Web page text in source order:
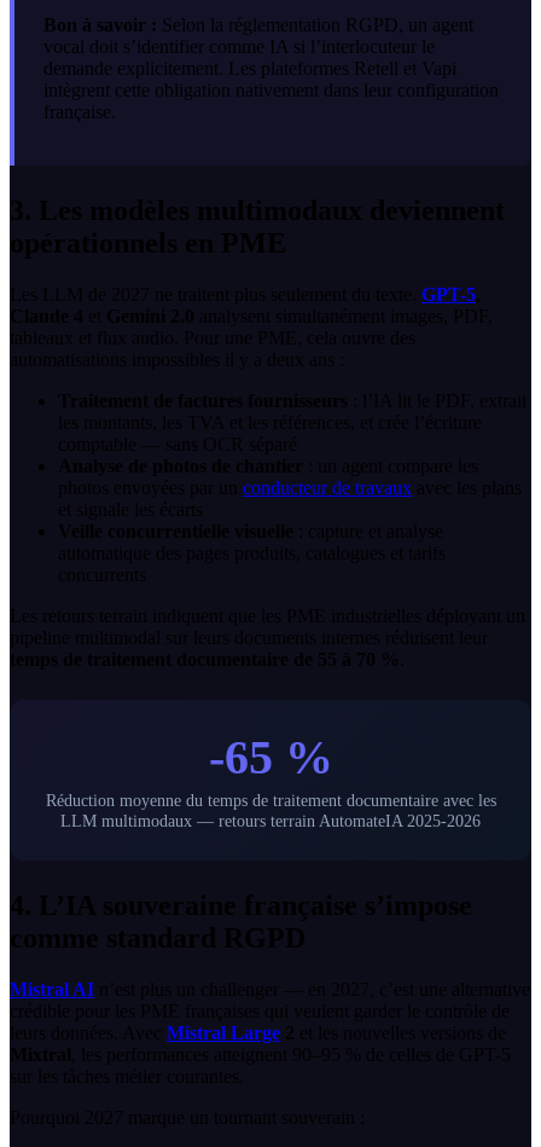
Bon à savoir : Selon la réglementation RGPD, un agent
vocal doit s’identifier comme IA si l’interlocuteur le
demande explicitement. Les plateformes Retell et Vapi
intègrent cette obligation nativement dans leur configuration
française.
3. Les modèles multimodaux deviennent
opérationnels en PME
Les LLM de 2027 ne traitent plus seulement du texte. GPT-5
Claude 4 et Gemini 2.0 analysent simultanément images, PDF,
tableaux et flux audio. Pour une PME, cela ouvre des
automatisations impossibles il y a deux ans :
Traitement de factures fournisseurs : l’IA lit le PDF, extrait
les montants, les TVA et les références, et crée l’écriture
comptable — sans OCR séparé
Analyse de photos de chantier
: un agent compare les
photos envoyées par un conducteur de travaux avec les plans
et signale les écarts
Veille concurrentielle visuelle : capture et analyse
automatique des pages produits, catalogues et tarifs
concurrents
Les retours terrain indiquent que les PME industrielles déployant un
pipeline multimodal sur leurs documents internes réduisent leur
temps de traitement documentaire de 55 à 70 %
-65 %
Réduction moyenne du temps de traitement documentaire avec les
LLM multimodaux — retours terrain AutomateIA 2025-2026
4. L’IA souveraine française s’impose
comme standard RGPD
Mistral AI n’est plus un challenger — en 2027, c’est une alternative
crédible pour les PME françaises qui veulent garder le contrôle de
leurs données. Avec Mistral Large 2 et les nouvelles versions de
Mixtral , les performances atteignent 90–95 % de celles de GPT-5
sur les tâches métier courantes.
Pourquoi 2027 marque un tournant souverain :